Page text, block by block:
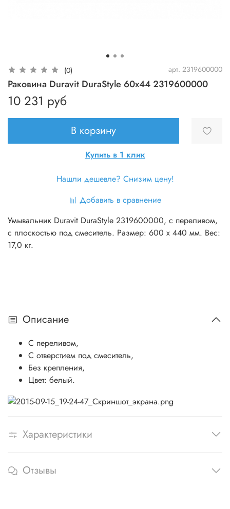
(0) арт. 2319600000
Раковина Duravit DuraStyle 60x44 2319600000
10 231 руб
В корзину
Купить в 1 клик
Нашли дешевле? Снизим цену!
Добавить в сравнение
Умывальник Duravit DuraStyle 2319600000, с переливом,
с плоскостью под смеситель. Размер: 600 х 440 мм. Вес:
17,0 кг.
Описание
C переливом,
С отверстием под смеситель,
Без крепления,
Цвет: белый.
Характеристики
Отзывы